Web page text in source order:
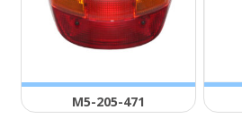
Μ5-205-471